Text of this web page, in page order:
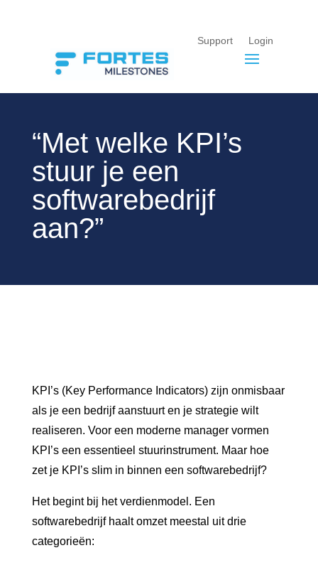
Support Login
“Met welke KPI’s
stuur je een
softwarebedrijf
aan?”
KPI’s (Key Performance Indicators) zijn onmisbaar
als je een bedrijf aanstuurt en je strategie wilt
realiseren. Voor een moderne manager vormen
KPI’s een essentieel stuurinstrument. Maar hoe
zet je KPI’s slim in binnen een softwarebedrijf?
Het begint bij het verdienmodel. Een
softwarebedrijf haalt omzet meestal uit drie
categorieën: